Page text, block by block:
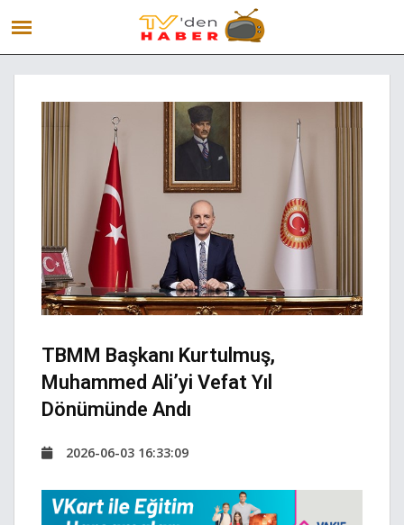
TBMM Başkanı Kurtulmuş,
Muhammed Ali’yi Vefat Yıl
Dönümünde Andı
2026-06-03 16:33:09